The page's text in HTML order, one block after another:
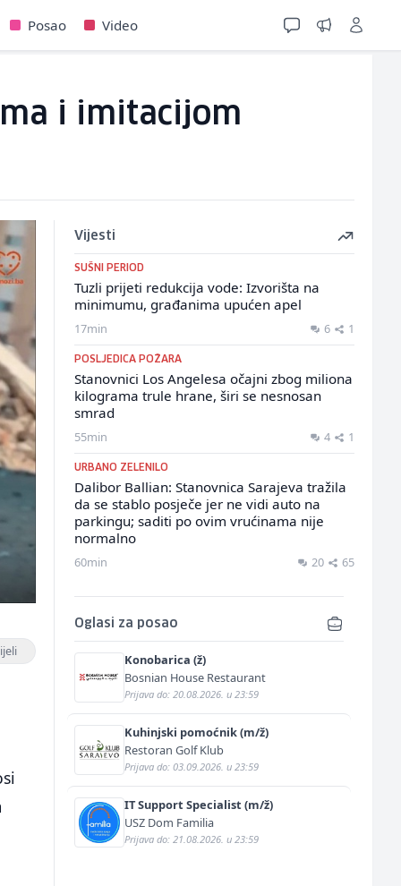
Posao Video
i imitacijom
Vijesti
SUŠNI PERIOD
Tuzli prijeti redukcija vode: Izvorišta na
minimumu, građanima upućen apel
17min 6 1
POSLJEDICA POŽARA
Stanovnici Los Angelesa očajni zbog miliona
kilograma trule hrane, širi se nesnosan
smrad
55min 4 1
URBANO ZELENILO
Dalibor Ballian: Stanovnica Sarajeva tražila
da se stablo posječe jer ne vidi auto na
parkingu; saditi po ovim vrućinama nije
normalno
60min 20 65
Oglasi za posao
Konobarica (ž)
Bosnian House Restaurant
Prijava do: 20.08.2026. u 23:59
Kuhinjski pomoćnik (m/ž)
Restoran Golf Klub
Prijava do: 03.09.2026. u 23:59
IT Support Specialist (m/ž)
USZ Dom Familia
Prijava do: 21.08.2026. u 23:59